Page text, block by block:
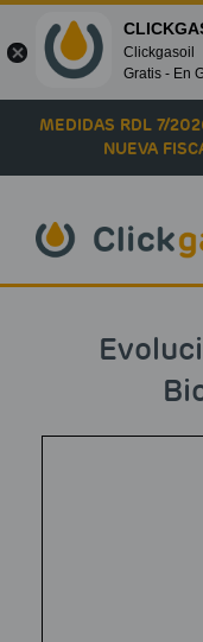
Skip to main content
MEDIDAS RDL 7/
NUEVA
Clickgasoil
Gratis - En